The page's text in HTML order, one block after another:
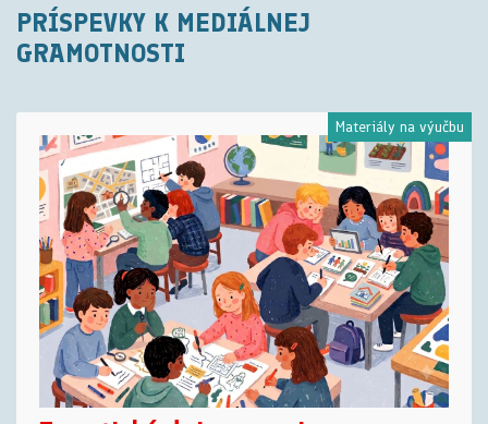
PRÍSPEVKY K MEDIÁLNEJ
GRAMOTNOSTI
Materiály na výučbu